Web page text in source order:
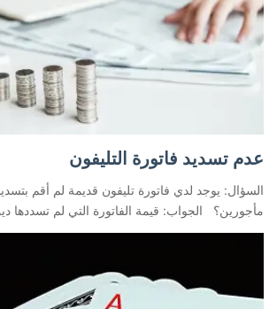
عدم تسديد فاتورة التليفون
السؤال: يوجد لدي فاتورة تليفون قديمة لم أقم
مأجورين؟ الجواب: قيمة الفاتورة التي لم تسددها